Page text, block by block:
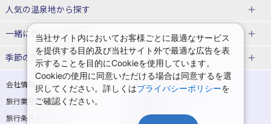
北海道旅行・ツアー
東北
青森旅行・ツアー
岩手旅行・ツアー
宮城旅行・ツアー
秋田旅行・ツアー
山形旅行・ツアー
福島旅行・ツアー
関東
函館旅行
仙台旅行
那須旅行 日光旅行
人気の温泉地から探す
北海道
湯の川温泉(北海道)
定山渓温泉(北海道)
十勝川温泉(北海道)
阿寒湖温泉(北海道)
洞爺湖温泉(北海道)
層雲峡温泉(北海道)
知床温泉(北海道)
一緒に行く人から探す
一人旅 国内版
家族・子連れ旅行 国内版
カップル・夫婦旅行 国内版
女子旅 国内版
卒業旅行・学生旅行 国内版
季節の国内旅行特集
桜・お花見特集
ゴールデンウィーク（GW）の国内
旅行
夏休み・お盆の国内旅行
7月の国内旅行
会社情報
プライバシーポリシー
旅行業登録票・約款
旅行条件書
商標について
当社サイト内においてお客様ごとに最適なサービス
を提供する目的及び当社サイト外で最適な広告を表
示することを目的にCookieを使用しています。
Cookieの使用に同意いただける場合は同意するを選
択してください。詳しくはプライバシーポリシーを
ご確認ください。